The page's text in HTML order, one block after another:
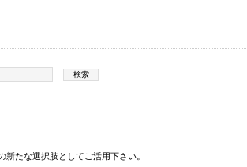
たな選択肢としてご活用下さい。